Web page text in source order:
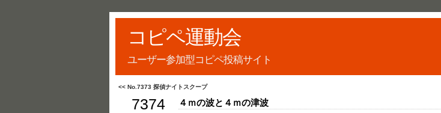
コピペ運動会
ユーザー参加型コピペ投稿サイト
<< No.7373 探偵ナイトスクープ
7374 ４ｍの波と４ｍの津波